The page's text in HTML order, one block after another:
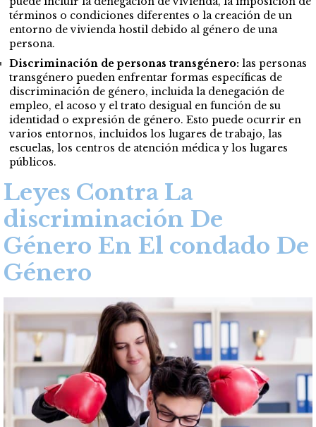
términos o condiciones diferentes o la creación de un
entorno de vivienda hostil debido al género de una
persona.
Discriminación de personas transgénero: las personas
transgénero pueden enfrentar formas específicas de
discriminación de género, incluida la denegación de
empleo, el acoso y el trato desigual en función de su
identidad o expresión de género. Esto puede ocurrir en
varios entornos, incluidos los lugares de trabajo, las
escuelas, los centros de atención médica y los lugares
públicos.
Leyes Contra La
discriminación De
Género En El condado De
Género